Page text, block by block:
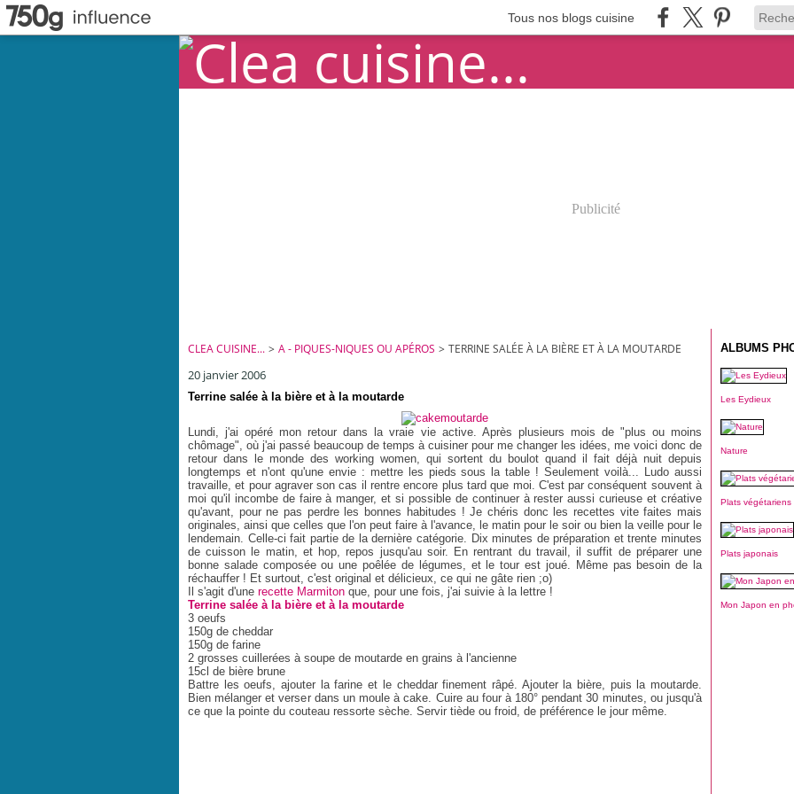
Tous nos blogs cuisine
Publicité
CLEA CUISINE... > A - PIQUES-NIQUES OU APÉROS > TERRINE SALÉE À LA BIÈRE ET À LA MOUTARDE
20 janvier 2006
Terrine salée à la bière et à la moutarde
Lundi, j'ai opéré mon retour dans la vraie vie active. Après plusieurs mois de "plus ou moins
chômage", où j'ai passé beaucoup de temps à cuisiner pour me changer les idées, me voici donc de
retour dans le monde des working women, qui sortent du boulot quand il fait déjà nuit depuis
longtemps et n'ont qu'une envie : mettre les pieds sous la table ! Seulement voilà... Ludo aussi
travaille, et pour agraver son cas il rentre encore plus tard que moi. C'est par conséquent souvent à
moi qu'il incombe de faire à manger, et si possible de continuer à rester aussi curieuse et créative
qu'avant, pour ne pas perdre les bonnes habitudes ! Je chéris donc les recettes vite faites mais
originales, ainsi que celles que l'on peut faire à l'avance, le matin pour le soir ou bien la veille pour le
lendemain. Celle-ci fait partie de la dernière catégorie. Dix minutes de préparation et trente minutes
de cuisson le matin, et hop, repos jusqu'au soir. En rentrant du travail, il suffit de préparer une
bonne salade composée ou une poêlée de légumes, et le tour est joué. Même pas besoin de la
réchauffer ! Et surtout, c'est original et délicieux, ce qui ne gâte rien ;o)
Il s'agit d'une recette Marmiton que, pour une fois, j'ai suivie à la lettre !
Terrine salée à la bière et à la moutarde
3 oeufs
150g de cheddar
150g de farine
2 grosses cuillerées à soupe de moutarde en grains à l'ancienne
15cl de bière brune
Battre les oeufs, ajouter la farine et le cheddar finement râpé. Ajouter la bière, puis la moutarde.
Bien mélanger et verser dans un moule à cake. Cuire au four à 180° pendant 30 minutes, ou jusqu'à
ce que la pointe du couteau ressorte sèche. Servir tiède ou froid, de préférence le jour même.
ALBUMS
Les Eydieux
Nature
Plats végétariens
Plats japonais
Mon Japon en